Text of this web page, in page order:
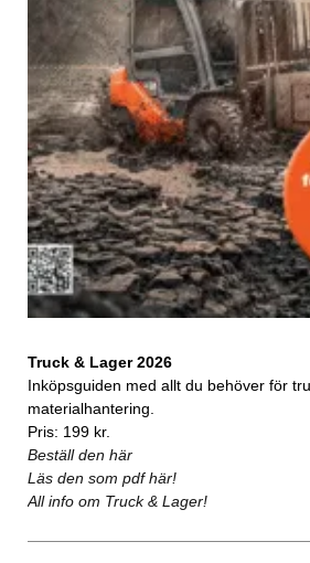
Truck & Lager 2026
Inköpsguiden med allt du behöver för
materialhantering.
Pris: 199 kr.
Beställ den här
Läs den som pdf här!
All info om Truck & Lager!